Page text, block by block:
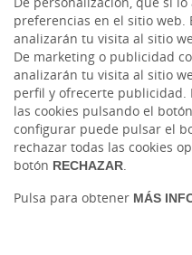
preferencias en el sitio web.
analizarán tu visita al sitio
De marketing o publicidad
analizarán tu visita al sitio
perfil y ofrecerte publicidad.
las cookies pulsando el botón
configurar puede pulsar el
rechazar todas las cookies
botón RECHAZAR.
Pulsa para obtener MÁS
__uzmcj0
www.cajar
uralsalam
anca.com
__uzmd
www.cajar
uralsalam
anca.com
__uzmdj0
www.cajar
anca.com